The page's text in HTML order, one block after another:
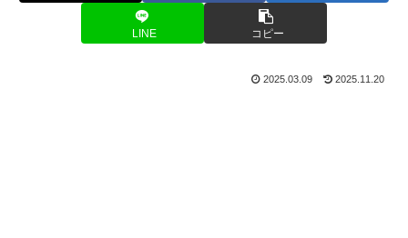
LINE コピー
2025.03.09 2025.11.20